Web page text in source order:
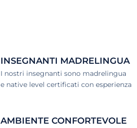
INSEGNANTI MADRELINGUA
I nostri insegnanti sono madrelingua
e native level certificati con esperienza
AMBIENTE CONFORTEVOLE